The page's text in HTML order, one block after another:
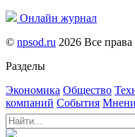
Онлайн журнал
© npsod.ru 2026 Все
Разделы
Экономика Общество
компаний События